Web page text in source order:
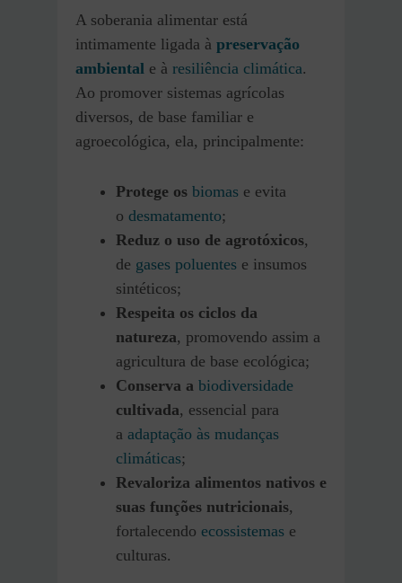
A soberania alimentar está
intimamente ligada à preservação
ambiental e à resiliência climática.
Ao promover sistemas agrícolas
diversos, de base familiar e
agroecológica, ela, principalmente:
Protege os biomas e evita
o desmatamento;
Reduz o uso de agrotóxicos,
de gases poluentes e insumos
sintéticos;
Respeita os ciclos da
natureza, promovendo assim a
agricultura de base ecológica;
Conserva a biodiversidade
cultivada, essencial para
a adaptação às mudanças
climáticas;
Revaloriza alimentos nativos e
suas funções nutricionais,
fortalecendo ecossistemas e
culturas.